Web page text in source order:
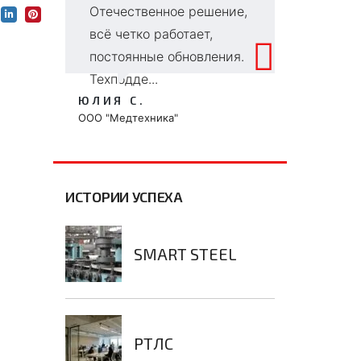
Отечественное решение,
всё четко работает,
постоянные обновления.
Техподде...
ЮЛИЯ С.
ООО "Медтехника"
ИСТОРИИ УСПЕХА
SMART STEEL
РТЛС